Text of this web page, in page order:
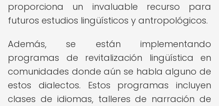
proporciona un invaluable recurso para
futuros estudios lingüísticos y antropológicos.
Además, se están implementando
programas de revitalización lingüística en
comunidades donde aún se habla alguno de
estos dialectos. Estos programas incluyen
clases de idiomas, talleres de narración de